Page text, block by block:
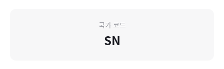
국가 코드
SN